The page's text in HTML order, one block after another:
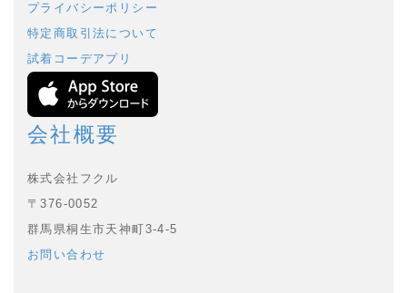
プライバシーポリシー
特定商取引法について
試着コーデアプリ
会社概要
株式会社フクル
〒376-0052
群馬県桐生市天神町3-4-5
お問い合わせ